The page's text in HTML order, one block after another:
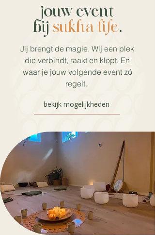
jouw event
bij sukha life.
Jij brengt de magie. Wij een plek
die verbindt, raakt en klopt. En
waar je jouw volgende event zó
regelt.
bekijk mogelijkheden